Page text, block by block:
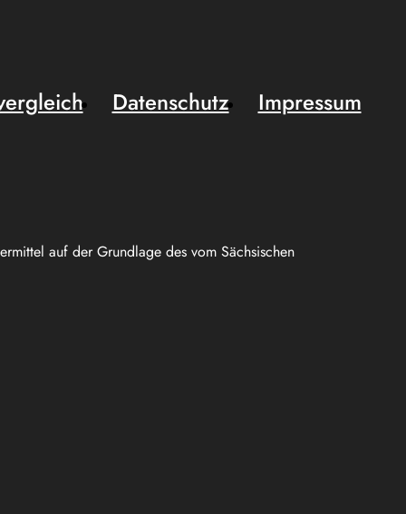
auf der Grundlage des vom Sächsischen
Datenschutz
Impressum